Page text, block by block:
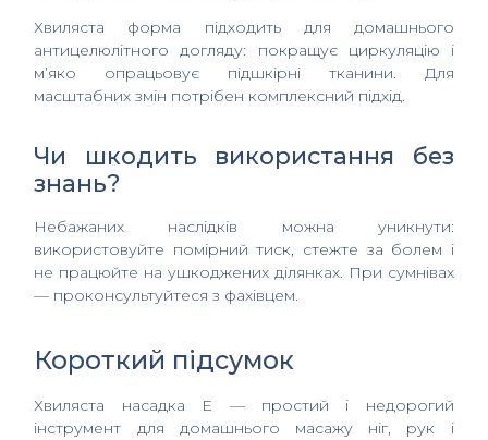
Хвиляста форма підходить для домашнього
антицелюлітного догляду: покращує циркуляцію і
м’яко опрацьовує підшкірні тканини. Для
масштабних змін потрібен комплексний підхід.
Чи шкодить використання без
знань?
Небажаних наслідків можна уникнути:
використовуйте помірний тиск, стежте за болем і
не працюйте на ушкоджених ділянках. При сумнівах
— проконсультуйтеся з фахівцем.
Короткий підсумок
Хвиляста насадка E — простий і недорогий
інструмент для домашнього масажу ніг, рук і